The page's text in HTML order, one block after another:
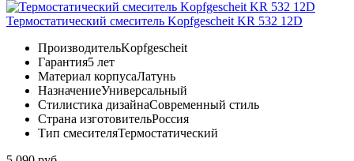
Термостатический смеситель Kopfgescheit KR 532 12D
ПроизводительKopfgescheit
Гарантия5 лет
Материал корпусаЛатунь
НазначениеУниверсальный
Стилистика дизайнаСовременный стиль
Страна изготовительРоссия
Тип смесителяТермостатический